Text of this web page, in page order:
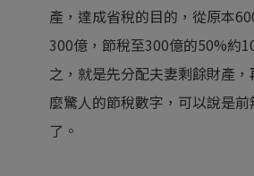
產，達成省稅的目的，從原本
300億，節稅至300億的50%約
之，就是先分配夫妻剩餘財產
麼驚人的節稅數字，可以說是
了。